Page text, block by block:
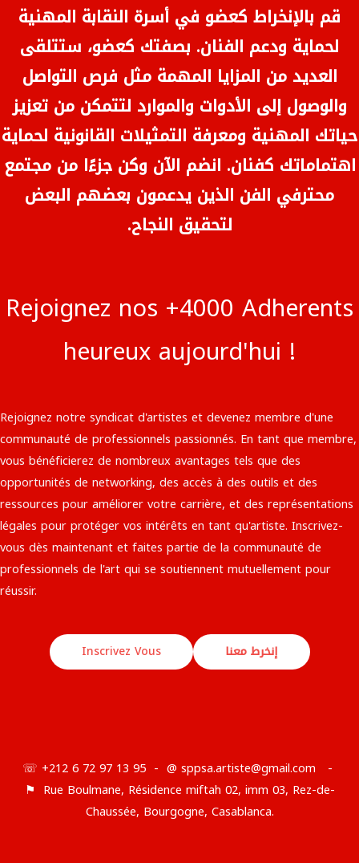
قم بالإنخراط كعضو في أسرة النقابة المهنية
لحماية ودعم الفنان. بصفتك كعضو، ستتلقى
العديد من المزايا المهمة مثل فرص التواصل
والوصول إلى الأدوات والموارد لتتمكن من تعزيز
حياتك المهنية ومعرفة التمثيلات القانونية لحماية
اهتماماتك كفنان. انضم الآن وكن جزءًا من مجتمع
محترفي الفن الذين يدعمون بعضهم البعض
لتحقيق النجاح.
Rejoignez nos +4000 Adherents
heureux aujourd'hui !
Rejoignez notre syndicat d'artistes et devenez membre d'une
communauté de professionnels passionnés. En tant que membre,
vous bénéficierez de nombreux avantages tels que des
opportunités de networking, des accès à des outils et des
ressources pour améliorer votre carrière, et des représentations
légales pour protéger vos intérêts en tant qu'artiste. Inscrivez-
vous dès maintenant et faites partie de la communauté de
professionnels de l'art qui se soutiennent mutuellement pour
réussir.​
Inscrivez Vous إنخرط معنا
☏ +212 6 72 97 13 95 - @ sppsa.artiste@gmail.com -
⚑ Rue Boulmane, Résidence miftah 02, imm 03, Rez-de-
Chaussée, Bourgogne, Casablanca.